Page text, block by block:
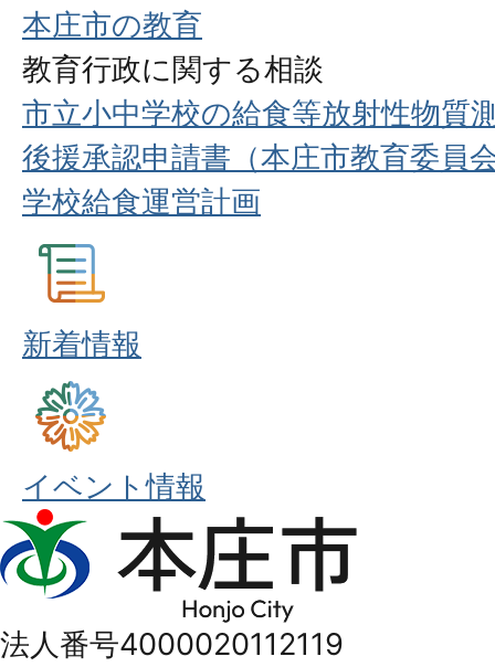
本庄市の教育
教育行政に関する相談
市立小中学校の給食等放射性物質
後援承認申請書（本庄市教育委員
学校給食運営計画
新着情報
イベント情報
本
庄
法人番号4000020112119